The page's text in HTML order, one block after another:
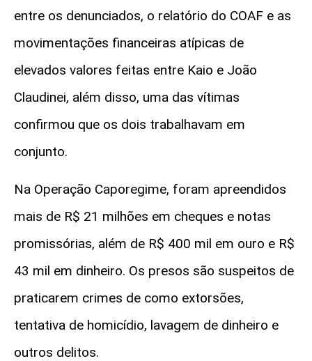
entre os denunciados, o relatório do COAF e as
movimentações financeiras atípicas de
elevados valores feitas entre Kaio e João
Claudinei, além disso, uma das vítimas
confirmou que os dois trabalhavam em
conjunto.
Na Operação Caporegime, foram apreendidos
mais de R$ 21 milhões em cheques e notas
promissórias, além de R$ 400 mil em ouro e R$
43 mil em dinheiro. Os presos são suspeitos de
praticarem crimes de como extorsões,
tentativa de homicídio, lavagem de dinheiro e
outros delitos.